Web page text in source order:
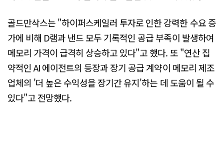
골드만삭스는 "하이퍼스케일러 투자로 인한 강력한 수요 증
가에 비해 D램과 낸드 모두 기록적인 공급 부족이 발생하여
메모리 가격이 급격히 상승하고 있다"고 했다. 또 "연산 집
약적인 AI 에이전트의 등장과 장기 공급 계약이 메모리 제조
업체의 '더 높은 수익성을 장기간 유지'하는 데 도움이 될 수
있다"고 전망했다.